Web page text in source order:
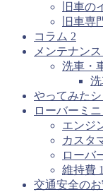
旧車の
旧車専
コラム 2
メンテナンス
洗車・
やってみた
ローバーミ
エンジ
カスタ
ローバ
維持費
交通安全のお